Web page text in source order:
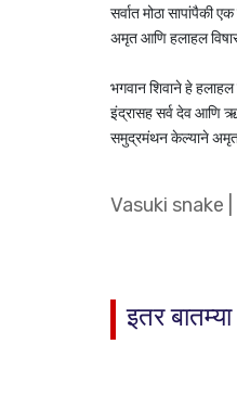
सर्वात मोठा सापांपैकी
अमृत आणि हलाहल
भगवान शिवाने हे हलाहल
इंद्रासह सर्व देव आणि
समुद्रमंथन केल्याने अमृत
Vasuki snake
इतर बातम्या